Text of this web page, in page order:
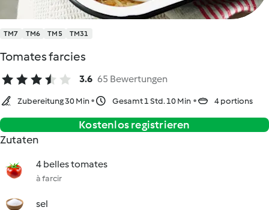
TM7 TM6 TM5 TM31
Tomates farcies
3.6 65 Bewertungen
Zubereitung 30 Min Gesamt 1 Std. 10 Min 4 portions
Kostenlos registrieren
Zutaten
4 belles tomates
à farcir
sel